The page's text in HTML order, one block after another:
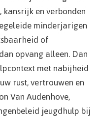
en verbonden
minderjarigen
of
opvang alleen. Dan
met nabijheid
rust, vertrouwen en
Van Audenhove,
jeugdhulp bij